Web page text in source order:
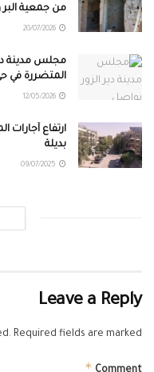
من جمعية البر
مجلس مدينة
المتضررة في
ارتفاع آجارات
بديلة
Leave a Reply
Required fields are marked
*